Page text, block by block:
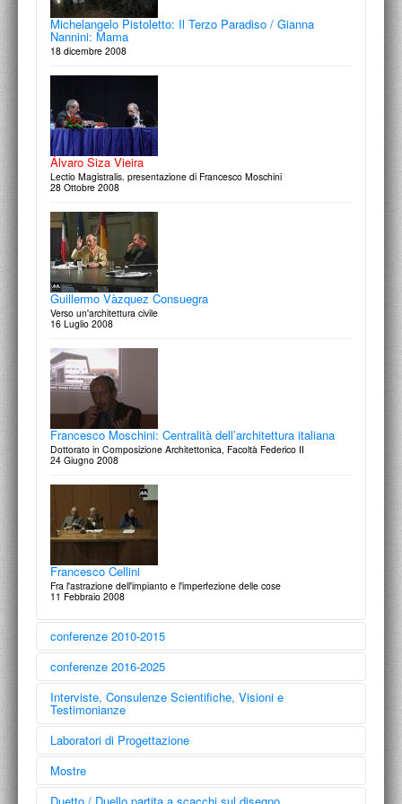
Michelangelo Pistoletto: Il Terzo Paradiso / Gianna
Nannini: Mama
18 dicembre 2008
Álvaro Siza Vieira
Lectio Magistralis. presentazione di Francesco Moschini
28 Ottobre 2008
Guillermo Vàzquez Consuegra
Verso un'architettura civile
16 Luglio 2008
Francesco Moschini: Centralità dell’architettura italiana
Dottorato in Composizione Architettonica, Facoltà Federico II
24 Giugno 2008
Francesco Cellini
Fra l'astrazione dell'impianto e l'imperfezione delle cose
11 Febbraio 2008
conferenze 2010-2015
Francesco Moschini
La memoria dell’intolleranza. I segni del ricordo nella città
contemporanea
16 ottobre 2013
conferenze 2016-2025
Francesco Moschini
Ripartenze. Ancora un nuovo inizio dopo tanti
16 settembre 2021
Interviste, Consulenze Scientifiche, Visioni e
Testimonianze
Laboratori di Progettazione
Mostre